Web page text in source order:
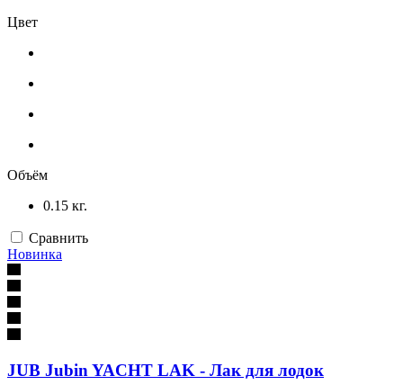
Цвет
Объём
0.15 кг.
Сравнить
Новинка
JUB Jubin YACHT LAK - Лак для лодок